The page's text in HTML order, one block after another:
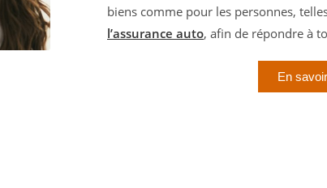
En
biens comme pour les personnes,
l’assurance auto, afin de répondre à